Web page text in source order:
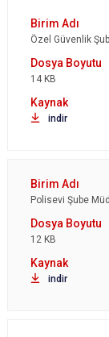
Özel Güvenlik
14 KB
indir
Polisevi Şube
12 KB
indir